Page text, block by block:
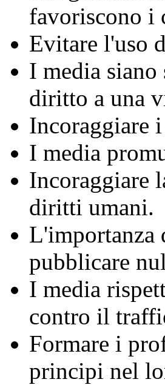
favoriscono i
Evitare l'uso
I media
diritto a una
Incoraggiare
I media
Incoraggiare
diritti umani.
pubblicare
I media
contro il
Formare i
principi nel